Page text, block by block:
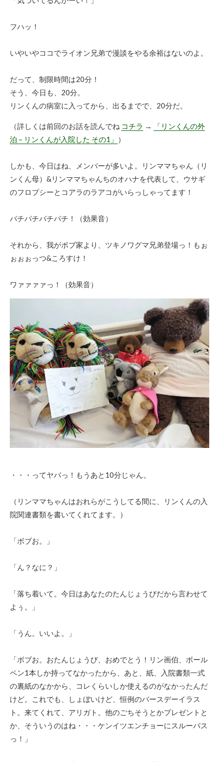
フハッ！
いやいやココでライオン兄弟で漫談をやる余裕はないのよ。
だって、制限時間は20分！
そう、今日も、20分。
リンくんの病室に入ってから、出るまでで、20分だ。
（詳しくは前回のお話を読んでね コチラ →
「リンくんの外
泊 – リンくんが入院した その1」
）
しかも、今日はね、メンバーが多いよ。リンママちゃん（リ
ンくん母）&リンママちゃんちのオハナを代表して、ウサギ
のフロプシーとコアラのラアコがいらっしゃってます！
パチパチパチパチ！（効果音）
それから、我がボブ家より、ツキノワグマ兄弟登場っ！もぉ
ぉぉぉっつ&ころすけ！
ワァァァァっ！（効果音）
・・・ってヤバっ！もうあと10分じゃん。
（リンママちゃんはおれらがこうしてる間に、リンくんの入
院関連書類を書いてくれてます。）
「ボブお。」
「ん？なに？」
「落ち着いて。今日はあなたのたんじょうびだから言わせて
よぅ。」
「うん。いいよ。」
「ボブお。おたんじょうび、おめでとう！リン画伯、ボール
ペン1本しか持ってなかったから、あと、紙、入院書類一式
の裏紙のなかから、コレくらいしか使えるのがなかったんだ
けど。これでも、しょぼいけど、恒例のバースデーイラス
ト。来てくれて、アリガト。他のごちそうとかプレゼントと
か、そういうのはね・・・ケンイツエンチョーにスルーパス
っ！」